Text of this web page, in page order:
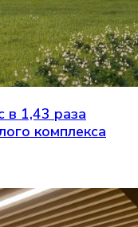
в 1,43 раза
комплекса